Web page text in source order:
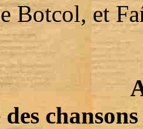
Botcol, et
des